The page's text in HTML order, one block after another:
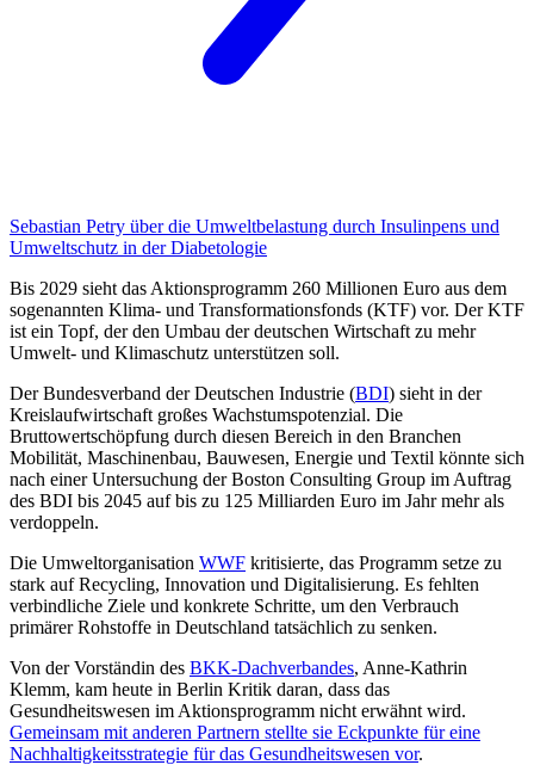
Sebastian Petry über die Umweltbelastung durch Insulinpens und
Umweltschutz in der Diabetologie
Bis 2029 sieht das Aktionsprogramm 260 Millionen Euro aus dem
sogenannten Klima- und Transformationsfonds (KTF) vor. Der KTF
ist ein Topf, der den Umbau der deutschen Wirtschaft zu mehr
Umwelt- und Klimaschutz unterstützen soll.
Der Bundesverband der Deutschen Industrie (BDI) sieht in der
Kreislaufwirtschaft großes Wachstumspotenzial. Die
Bruttowertschöpfung durch diesen Bereich in den Branchen
Mobilität, Maschinenbau, Bauwesen, Energie und Textil könnte sich
nach einer Untersuchung der Boston Consulting Group im Auftrag
des BDI bis 2045 auf bis zu 125 Milliarden Euro im Jahr mehr als
verdoppeln.
Die Umweltorganisation WWF kritisierte, das Programm setze zu
stark auf Recycling, Innovation und Digitalisierung. Es fehlten
verbindliche Ziele und konkrete Schritte, um den Verbrauch
primärer Rohstoffe in Deutschland tatsächlich zu senken.
Von der Vorständin des BKK-Dachverbandes, Anne-Kathrin
Klemm, kam heute in Berlin Kritik daran, dass das
Gesundheitswesen im Aktionsprogramm nicht erwähnt wird.
Gemeinsam mit anderen Partnern stellte sie Eckpunkte für eine
Nachhaltigkeitsstrategie für das Gesundheitswesen vor.